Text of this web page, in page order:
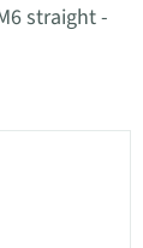
straight -